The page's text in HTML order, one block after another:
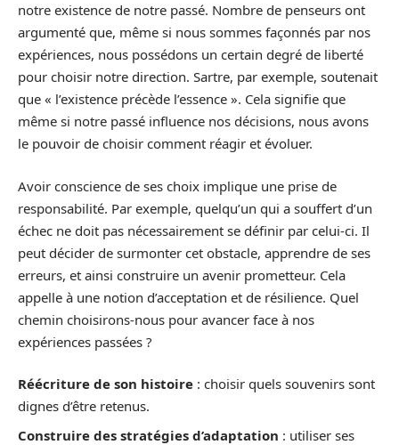
notre existence de notre passé. Nombre de penseurs ont
argumenté que, même si nous sommes façonnés par nos
expériences, nous possédons un certain degré de liberté
pour choisir notre direction. Sartre, par exemple, soutenait
que « l’existence précède l’essence ». Cela signifie que
même si notre passé influence nos décisions, nous avons
le pouvoir de choisir comment réagir et évoluer.
Avoir conscience de ses choix implique une prise de
responsabilité. Par exemple, quelqu’un qui a souffert d’un
échec ne doit pas nécessairement se définir par celui-ci. Il
peut décider de surmonter cet obstacle, apprendre de ses
erreurs, et ainsi construire un avenir prometteur. Cela
appelle à une notion d’acceptation et de résilience. Quel
chemin choisirons-nous pour avancer face à nos
expériences passées ?
Réécriture de son histoire : choisir quels souvenirs sont
dignes d’être retenus.
Construire des stratégies d’adaptation : utiliser ses